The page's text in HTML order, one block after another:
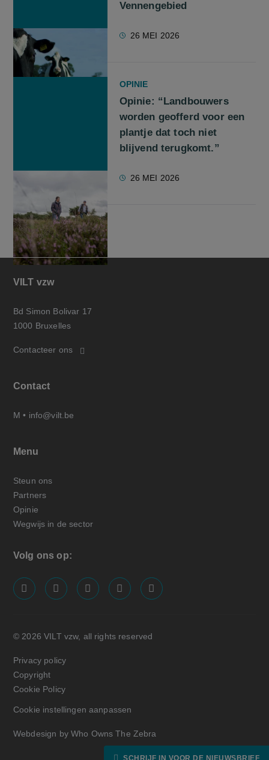
Vennengebied
26 MEI 2026
OPINIE
Opinie: “Landbouwers
worden geofferd voor een
plantje dat toch niet
blijvend terugkomt.”
26 MEI 2026
VILT vzw
Bd Simon Bolivar 17
1000 Bruxelles
Contacteer ons
Contact
M • info@vilt.be
Menu
Steun ons
Partners
Opinie
Wegwijs in de sector
Volg ons op:
screenreader.visit us on our facebook page: https://
screenreader.visit us on our linkedin page:
screenreader.visit us on our
screenreader.visit us on our x
screenreader.visit us on
© 2026 VILT vzw, all rights reserved
Privacy policy
Copyright
Cookie Policy
Cookie instellingen aanpassen
Webdesign by Who Owns The Zebra
SCHRIJF IN VOOR DE NIEUWSBRIEF